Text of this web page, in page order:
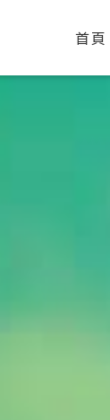
首頁